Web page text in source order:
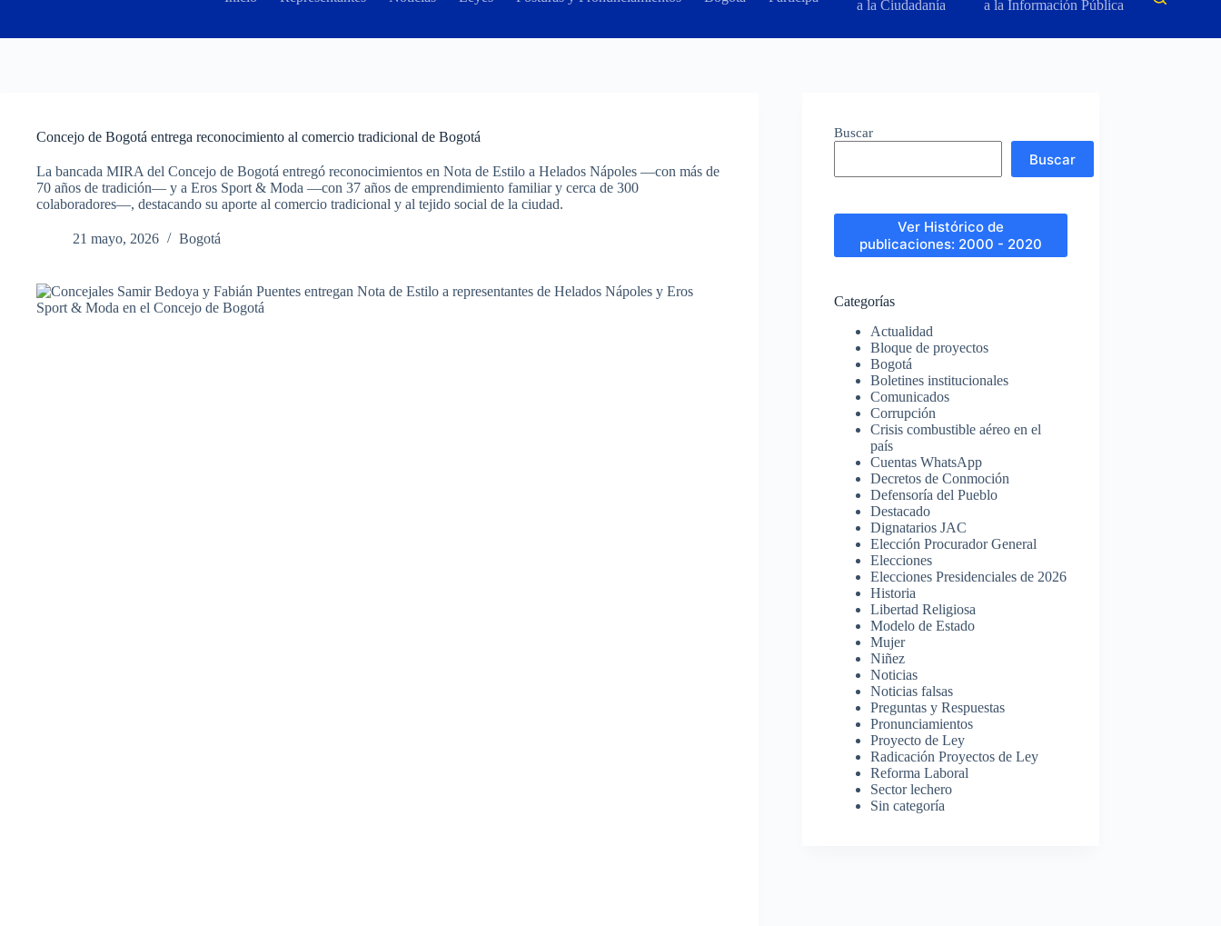
a la Ciudadanía
a la Información Pública
Concejo de Bogotá entrega reconocimiento al comercio tradicional de Bogotá
La bancada MIRA del Concejo de Bogotá entregó reconocimientos en Nota de Estilo a Helados Nápoles —con más de
70 años de tradición— y a Eros Sport & Moda —con 37 años de emprendimiento familiar y cerca de 300
colaboradores—, destacando su aporte al comercio tradicional y al tejido social de la ciudad.
21 mayo, 2026 Bogotá
Buscar
Buscar
Ver Histórico de
publicaciones: 2000 - 2020
Categorías
Actualidad
Bloque de proyectos
Bogotá
Boletines institucionales
Comunicados
Corrupción
Crisis combustible aéreo en el
país
Cuentas WhatsApp
Decretos de Conmoción
Defensoría del Pueblo
Destacado
Dignatarios JAC
Elección Procurador General
Elecciones
Elecciones Presidenciales de 2026
Historia
Libertad Religiosa
Modelo de Estado
Mujer
Niñez
Noticias
Noticias falsas
Preguntas y Respuestas
Pronunciamientos
Proyecto de Ley
Radicación Proyectos de Ley
Reforma Laboral
Sector lechero
Sin categoría